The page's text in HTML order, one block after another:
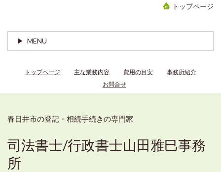
トップページ
MENU
トップページ 主な業務内容 費用の目安
事務所紹介
お問合せ
春日井市の登記・相続手続きの専門家
司法書士/行政書士山田雅巳事務
所